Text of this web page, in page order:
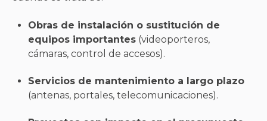
Obras de instalación o sustitución de
equipos importantes (videoporteros,
cámaras, control de accesos).
Servicios de mantenimiento a largo plazo
(antenas, portales, telecomunicaciones).